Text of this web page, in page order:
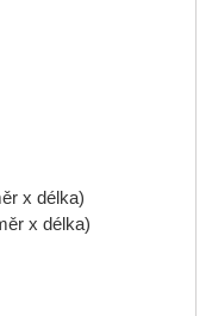
x délka)
x délka)